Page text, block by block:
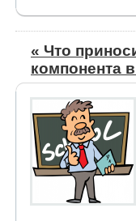
« Что
компонента